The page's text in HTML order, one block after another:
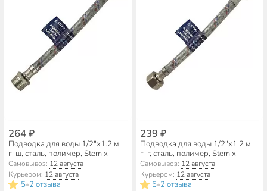
264 ₽
Подводка для воды 1/2"х1.2 м,
г-ш, сталь, полимер, Stemix
Самовывоз: 12 августа
Курьером: 12 августа
5•2 отзыва
239 ₽
Подводка для воды 1/2"х1.2 м,
г-г, сталь, полимер, Stemix
Самовывоз: 12 августа
Курьером: 12 августа
5•2 отзыва